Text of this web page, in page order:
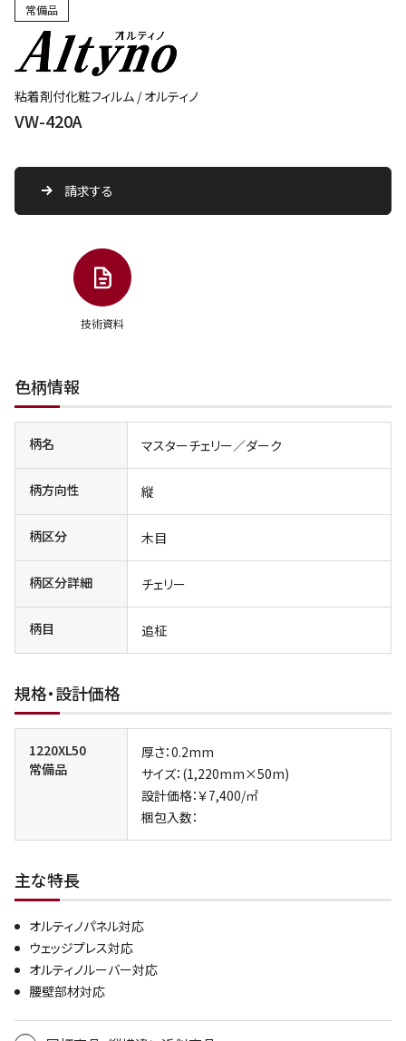
常備品
粘着剤付化粧フィルム / オルティノ
VW-420A
請求する
技術資料
色柄情報
柄名 マスターチェリー／ダーク
柄方向性 縦
柄区分 木目
柄区分詳細 チェリー
柄目 追柾
規格・設計価格
1220XL50
常備品
厚さ：0.2mm
サイズ：(1,220mm×50m)
設計価格：￥7,400/㎡
梱包入数：
主な特長
オルティノパネル対応
ウェッジプレス対応
オルティノルーバー対応
腰壁部材対応